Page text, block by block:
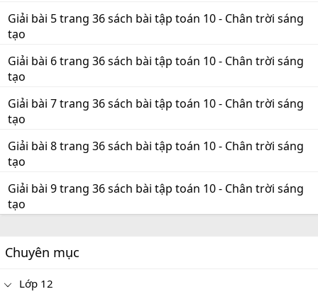
Giải bài 5 trang 36 sách bài tập toán 10 - Chân trời sáng
tạo
Giải bài 6 trang 36 sách bài tập toán 10 - Chân trời sáng
tạo
Giải bài 7 trang 36 sách bài tập toán 10 - Chân trời sáng
tạo
Giải bài 8 trang 36 sách bài tập toán 10 - Chân trời sáng
tạo
Giải bài 9 trang 36 sách bài tập toán 10 - Chân trời sáng
tạo
Chuyên mục
Lớp 12